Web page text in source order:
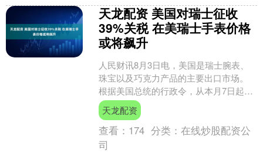
天龙配资 美国对瑞士征收
39%关税 在美瑞士手表价格
或将飙升
人民财讯8月3日电，美国是瑞士腕表、
珠宝以及巧克力产品的主要出口市场。
根据美国总统的行政令，从本月7日起，
美国将对从瑞士进口的商品征收39%的关
税。当地时间1日....
天龙配资
查看： 174 分类：在线炒股配资公
司